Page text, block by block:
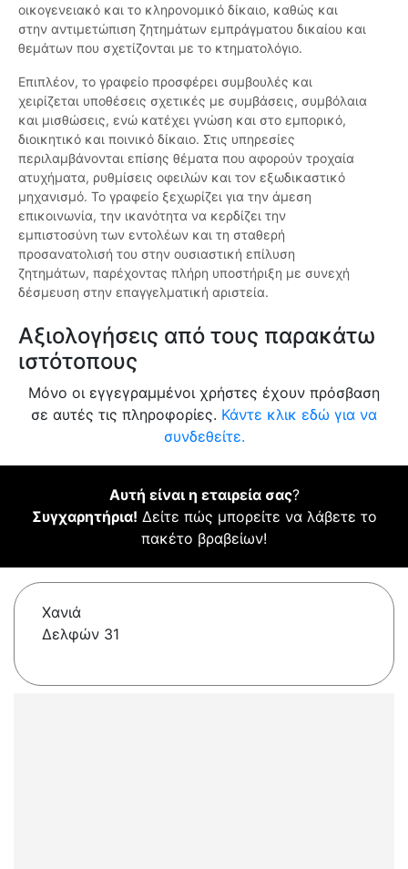
οικογενειακό και το κληρονομικό δίκαιο, καθώς και
στην αντιμετώπιση ζητημάτων εμπράγματου δικαίου και
θεμάτων που σχετίζονται με το κτηματολόγιο.
Επιπλέον, το γραφείο προσφέρει συμβουλές και
χειρίζεται υποθέσεις σχετικές με συμβάσεις, συμβόλαια
και μισθώσεις, ενώ κατέχει γνώση και στο εμπορικό,
διοικητικό και ποινικό δίκαιο. Στις υπηρεσίες
περιλαμβάνονται επίσης θέματα που αφορούν τροχαία
ατυχήματα, ρυθμίσεις οφειλών και τον εξωδικαστικό
μηχανισμό. Το γραφείο ξεχωρίζει για την άμεση
επικοινωνία, την ικανότητα να κερδίζει την
εμπιστοσύνη των εντολέων και τη σταθερή
προσανατολισή του στην ουσιαστική επίλυση
ζητημάτων, παρέχοντας πλήρη υποστήριξη με συνεχή
δέσμευση στην επαγγελματική αριστεία.
Αξιολογήσεις από τους παρακάτω
ιστότοπους
Μόνο οι εγγεγραμμένοι χρήστες έχουν πρόσβαση
σε αυτές τις πληροφορίες. Κάντε κλικ εδώ για να
συνδεθείτε.
Αυτή είναι η εταιρεία σας?
Συγχαρητήρια! Δείτε πώς μπορείτε να λάβετε το
πακέτο βραβείων!
Χανιά
Δελφών 31